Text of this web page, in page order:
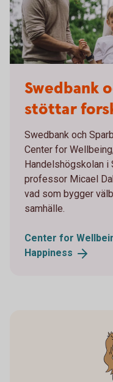
Swedbank
stöttar
Swedbank och
Center for
Handelshögskolan i
professor Micael
vad som bygger
samhälle.
Center for
Happiness